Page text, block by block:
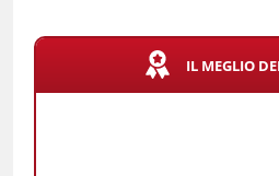
IL MEGLIO